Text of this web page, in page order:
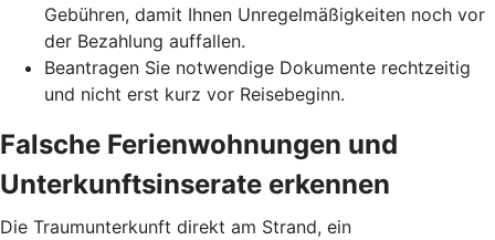
Gebühren, damit Ihnen Unregelmäßigkeiten noch vor
der Bezahlung auffallen.
Beantragen Sie notwendige Dokumente rechtzeitig
und nicht erst kurz vor Reisebeginn.
Falsche Ferienwohnungen und
Unterkunftsinserate erkennen
Die Traumunterkunft direkt am Strand, ein